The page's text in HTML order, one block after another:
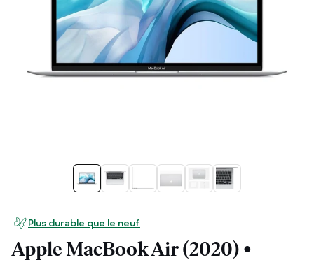
Plus durable que le neuf
Apple MacBook Air (2020) •